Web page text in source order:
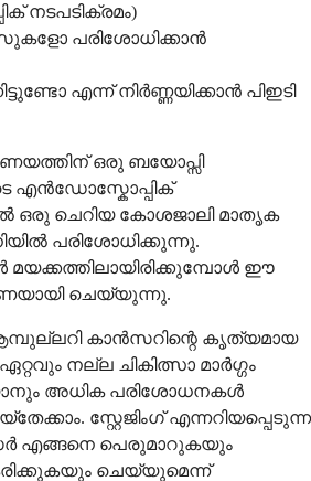
നടപടിക്രമം)
പരിശോധിക്കാൻ
എന്ന് നിർണ്ണയിക്കാൻ പിഇടി
ഒരു ബയോപ്സി
എൻഡോസ്കോപ്പിക്
ഒരു ചെറിയ കോശജാലി മാതൃക
പരിശോധിക്കുന്നു.
മയക്കത്തിലായിരിക്കുമ്പോൾ ഈ
ചെയ്യുന്നു.
കാൻസറിന്റെ കൃത്യമായ
നല്ല ചികിത്സാ മാർഗ്ഗം
അധിക പരിശോധനകൾ
സ്റ്റേജിംഗ് എന്നറിയപ്പെടുന്ന
എങ്ങനെ പെരുമാറുകയും
ചെയ്യുമെന്ന്